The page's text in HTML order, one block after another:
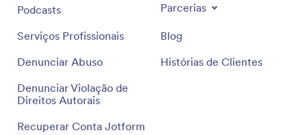
Podcasts
Serviços Profissionais
Denunciar Abuso
Denunciar Violação de
Direitos Autorais
Recuperar Conta Jotform
Parcerias
Blog
Histórias de Clientes